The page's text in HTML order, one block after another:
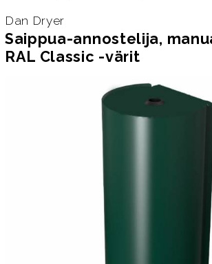
Dan Dryer
Saippua-annostelija,
RAL Classic -värit